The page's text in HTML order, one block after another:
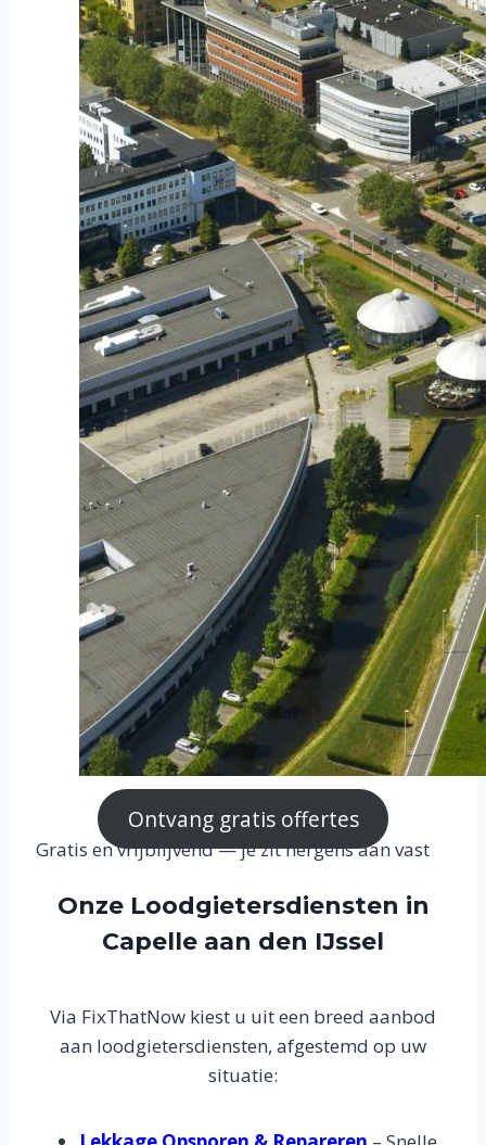
Ontvang gratis offertes
Gratis en vrijblijvend — je zit nergens aan vast
Onze Loodgietersdiensten in
Capelle aan den IJssel
Via FixThatNow kiest u uit een breed aanbod
aan loodgietersdiensten, afgestemd op uw
situatie: